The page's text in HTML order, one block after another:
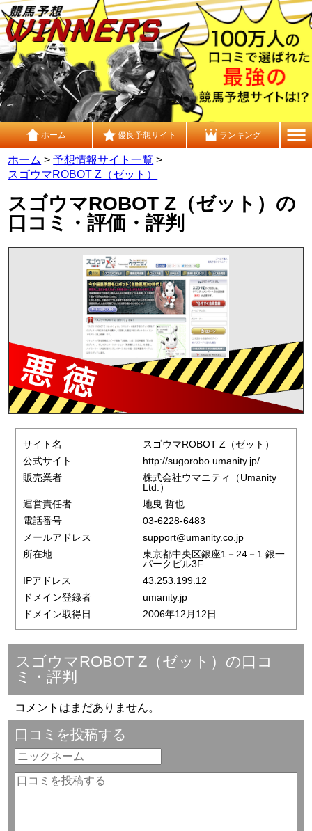
ホーム 優良予想サイト ランキング
ホーム >予想情報サイト一覧 >
スゴウマROBOT Z（ゼット）
スゴウマROBOT Z（ゼット）の
口コミ・評価・評判
サイト名
スゴウマROBOT Z（ゼット）
公式サイト
http://sugorobo.umanity.jp/
販売業者
株式会社ウマニティ（Umanity
Ltd.）
運営責任者
地曳 哲也
電話番号
03-6228-6483
メールアドレス
support@umanity.co.jp
所在地
東京都中央区銀座1－24－1 銀一
パークビル3F
IPアドレス
43.253.199.12
ドメイン登録者
umanity.jp
ドメイン取得日
2006年12月12日
スゴウマROBOT Z（ゼット）の口コ
ミ・評判
コメントはまだありません。
口コミを投稿する